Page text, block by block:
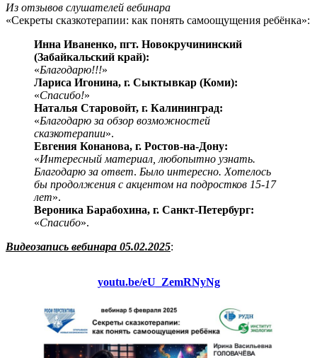
Из отзывов слушателей вебинара
«Секреты сказкотерапии: как понять самоощущения ребёнка»:
Инна Иваненко, пгт. Новокручининский
(Забайкальский край):
«Благодарю!!!»
Лариса Игонина, г. Сыктывкар (Коми):
«Спасибо!»
Наталья Старовойт, г. Калининград:
«Благодарю за обзор возможностей
сказкотерапии».
Евгения Конанова, г. Ростов-на-Дону:
«Интересный материал, любопытно узнать.
Благодарю за ответ. Было интересно. Хотелось
бы продолжения с акцентом на подростков 15-17
лет».
Вероника Барабохина, г. Санкт-Петербург:
«Спасибо».
Видеозапись вебинара 05.02.2025:
youtu.be/eU_ZemRNyNg